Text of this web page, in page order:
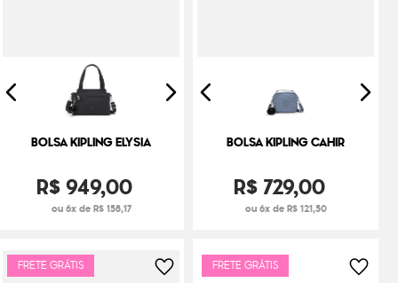
BOLSA KIPLING ELYSIA
R$949,00
ou 6x de R$ 158,17
BOLSA KIPLING CAHIR
R$ 729,00
ou 6x de R$ 121,50
FRETE GRÁTIS FRETE GRÁTIS